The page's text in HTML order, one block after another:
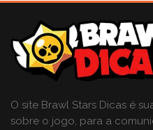
O site Brawl Stars Dicas é
sobre o jogo, para a